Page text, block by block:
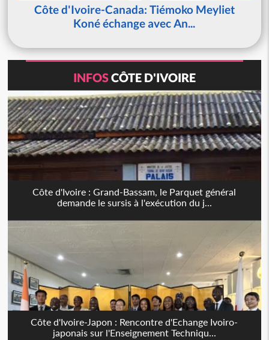
Côte d'Ivoire-Canada: Tiémoko Meyliet
Koné échange avec An...
INFOSCÔTE D'IVOIRE
Côte d'Ivoire : Grand-Bassam, le Parquet général
demande le sursis à l'exécution du j...
Côte d'Ivoire-Japon : Rencontre d'Echange Ivoiro-
japonais sur l'Enseignement Techniqu...